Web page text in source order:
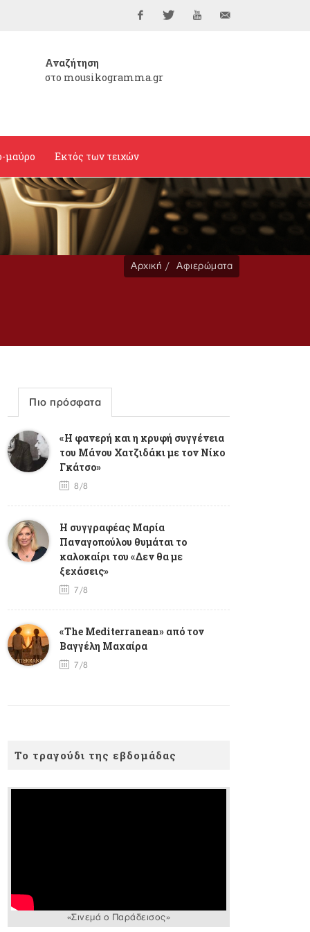
Αναζήτηση
στο mousikogramma.gr
μαύρο Εκτός των τειχών
Αρχική Αφιερώματα
Πιο πρόσφατα
«Η φανερή και η κρυφή συγγένεια
του Μάνου Χατζιδάκι με τον Νίκο
Γκάτσο»
8/8
Η συγγραφέας Μαρία
Παναγοπούλου θυμάται το
καλοκαίρι του «Δεν θα με
ξεχάσεις»
7/8
«The Mediterranean» από τον
Βαγγέλη Μαχαίρα
7/8
Το τραγούδι της εβδομάδας
«Σινεμά ο Παράδεισος»